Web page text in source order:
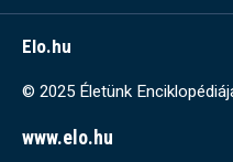
Elo.hu
© 2025 Életünk
www.elo.hu